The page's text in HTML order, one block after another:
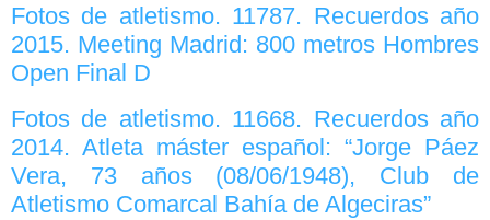
Fotos de atletismo. 11787. Recuerdos año
2015. Meeting Madrid: 800 metros Hombres
Open Final D
Fotos de atletismo. 11668. Recuerdos año
2014. Atleta máster español: “Jorge Páez
Vera, 73 años (08/06/1948), Club de
Atletismo Comarcal Bahía de Algeciras”